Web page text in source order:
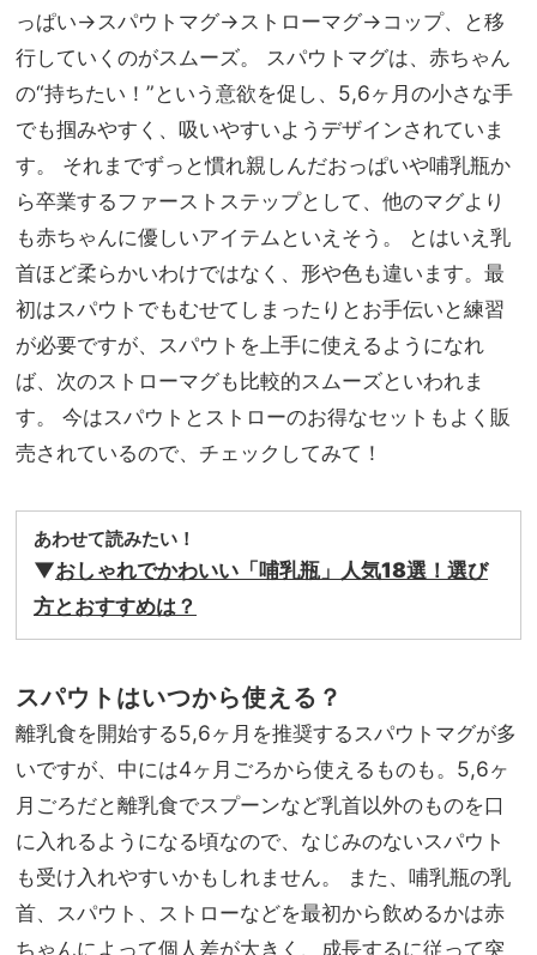
っぱい→スパウトマグ→ストローマグ→コップ、と移
行していくのがスムーズ。 スパウトマグは、赤ちゃん
の“持ちたい！”という意欲を促し、5,6ヶ月の小さな手
でも掴みやすく、吸いやすいようデザインされていま
す。 それまでずっと慣れ親しんだおっぱいや哺乳瓶か
ら卒業するファーストステップとして、他のマグより
も赤ちゃんに優しいアイテムといえそう。 とはいえ乳
首ほど柔らかいわけではなく、形や色も違います。最
初はスパウトでもむせてしまったりとお手伝いと練習
が必要ですが、スパウトを上手に使えるようになれ
ば、次のストローマグも比較的スムーズといわれま
す。 今はスパウトとストローのお得なセットもよく販
売されているので、チェックしてみて！
あわせて読みたい！
▼おしゃれでかわいい「哺乳瓶」人気18選！選び
方とおすすめは？
スパウトはいつから使える？
離乳食を開始する5,6ヶ月を推奨するスパウトマグが多
いですが、中には4ヶ月ごろから使えるものも。5,6ヶ
月ごろだと離乳食でスプーンなど乳首以外のものを口
に入れるようになる頃なので、なじみのないスパウト
も受け入れやすいかもしれません。 また、哺乳瓶の乳
首、スパウト、ストローなどを最初から飲めるかは赤
ちゃんによって個人差が大きく、成長するに従って突